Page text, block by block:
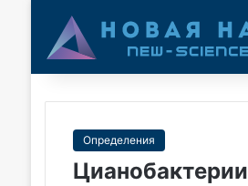
Определения
Цианобактерии